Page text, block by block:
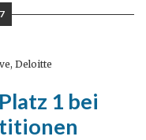
Deloitte
1 bei